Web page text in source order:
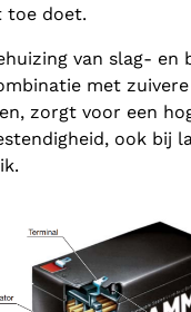
toe doet.
van slag- en
met
zorgt voor een
ook bij